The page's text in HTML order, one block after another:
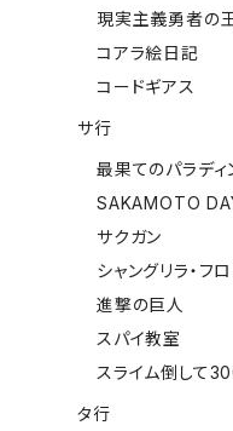
現実主義勇者の
コアラ絵日記
コードギアス
サ行
最果てのパラディ
SAKAMOTO
サクガン
シャングリラ・フ
進撃の巨人
スパイ教室
スライム倒して
タ行